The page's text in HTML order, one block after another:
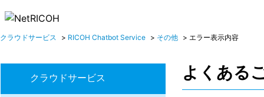
クラウドサービス > RICOH Chatbot Service > その他 > エラー表示内容
クラウドサービス よくある